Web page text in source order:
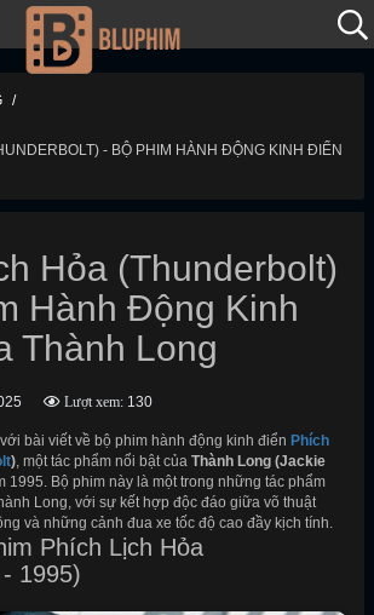
- BỘ PHIM HÀNH ĐỘNG KINH ĐIỂN
Hỏa (Thunderbolt)
Hành Động Kinh
Thành Long
Lượt xem: 130
bài viết về bộ phim hành động kinh điển Phích
), một tác phẩm nổi bật của Thành Long (Jackie
1995. Bộ phim này là một trong những tác phẩm
Long, với sự kết hợp độc đáo giữa võ thuật
và những cảnh đua xe tốc độ cao đầy kịch tính.
Phích Lịch Hỏa
1995)